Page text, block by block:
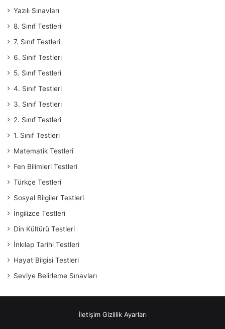
Yazılı Sınavları
8. Sınıf Testleri
7. Sınıf Testleri
6. Sınıf Testleri
5. Sınıf Testleri
4. Sınıf Testleri
3. Sınıf Testleri
2. Sınıf Testleri
1. Sınıf Testleri
Matematik Testleri
Fen Bilimleri Testleri
Türkçe Testleri
Sosyal Bilgiler Testleri
İngilizce Testleri
Din Kültürü Testleri
İnkılap Tarihi Testleri
Hayat Bilgisi Testleri
Seviye Belirleme Sınavları
İletişim Gizlilik Ayarları